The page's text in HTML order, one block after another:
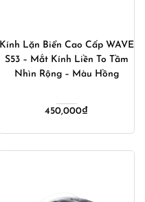
Kính Lặn Biển Cao Cấp WAVE
S53 – Mắt Kính Liền To Tầm
Nhìn Rộng – Màu Hồng
450,000₫